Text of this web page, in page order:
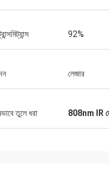
92%
লেজার
তুলে ধরা 808nm IR